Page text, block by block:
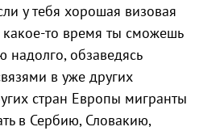
у тебя хорошая визовая
какое-то время ты сможешь
надолго, обзаведясь
в уже других
стран Европы мигранты
в Сербию, Словакию,